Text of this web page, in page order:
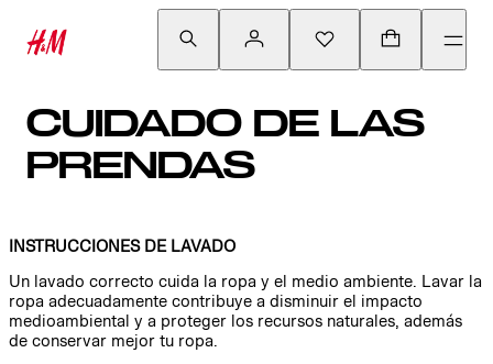
CUIDADO DE LAS
PRENDAS
INSTRUCCIONES DE LAVADO
Un lavado correcto cuida la ropa y el medio ambiente. Lavar la
ropa adecuadamente contribuye a disminuir el impacto
medioambiental y a proteger los recursos naturales, además
de conservar mejor tu ropa.